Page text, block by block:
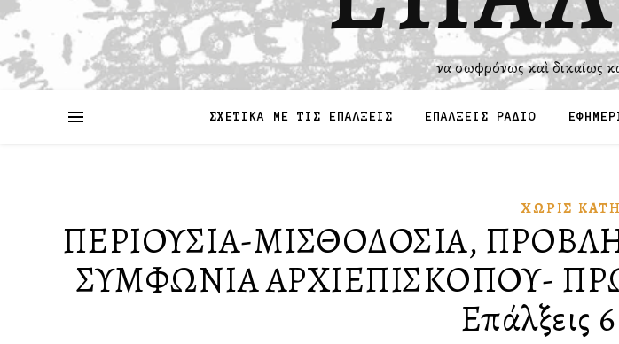
Ἵνα σωφρόνως καὶ δικαίως
ΣΧΕΤΙΚΑ ΜΕ ΤΙΣ ΕΠΑΛΞΕΙΣ ΕΠΑΛΞΕΙΣ ΡΑΔΙΟ
ΧΩΡΊΣ
ΠΕΡΙΟΥΣΙΑ-ΜΙΣΘΟΔΟΣΙΑ,
ΣΥΜΦΩΝΙΑ ΑΡΧΙΕΠΙΣΚΟΠΟΥ-
Επάλξεις